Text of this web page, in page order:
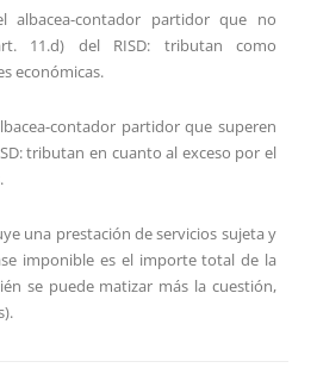
albacea-contador partidor que no
11.d) del RISD: tributan como
económicas.
contador partidor que superen
tributan en cuanto al exceso por el
una prestación de servicios sujeta y
imponible es el importe total de la
se puede matizar más la cuestión,